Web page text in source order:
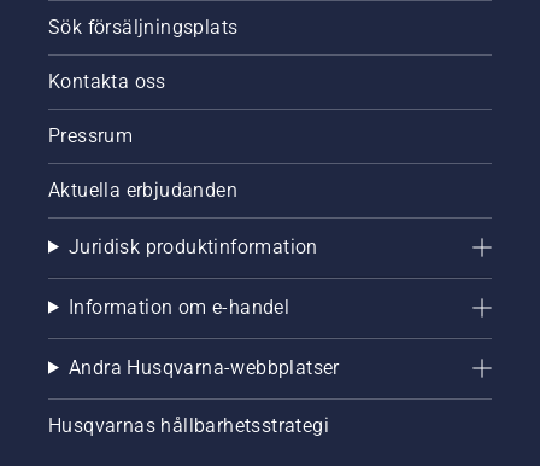
Sök försäljningsplats
Kontakta oss
Pressrum
Aktuella erbjudanden
Juridisk produktinformation
Information om e-handel
Andra Husqvarna-webbplatser
Husqvarnas hållbarhetsstrategi